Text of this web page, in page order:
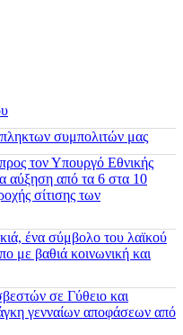
συμπολιτών μας
τον Υπουργό Εθνικής
αύξηση από τα 6 στα 10
σίτισης των
ένα σύμβολο του λαϊκού
με βαθιά κοινωνική και
σε Γύθειο και
γενναίων αποφάσεων από